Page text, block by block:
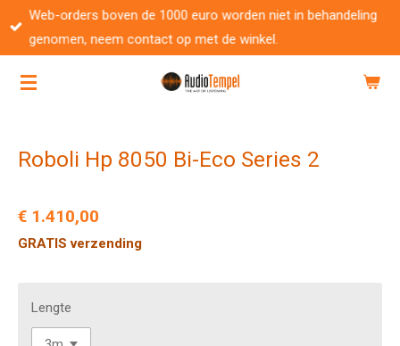
Ga
direct
de
Web-orders boven de 1000 euro worden niet in behandeling
genomen, neem contact op met de winkel.
Roboli Hp 8050 Bi-Eco Series 2
€ 1.410,00
GRATIS verzending
Lengte